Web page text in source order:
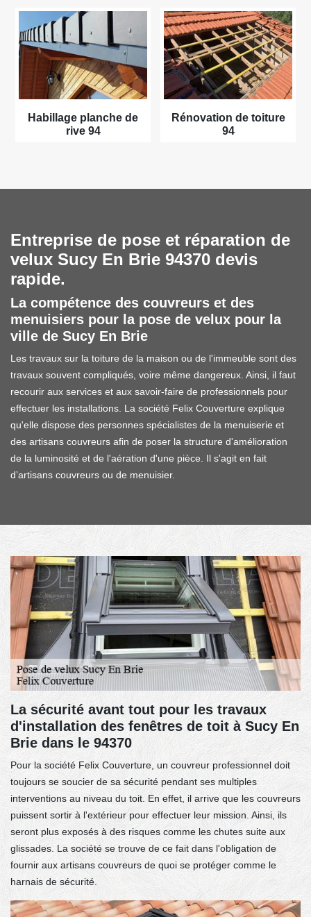
Habillage planche de
rive 94
Rénovation de toiture
94
Entreprise de pose et réparation de
velux Sucy En Brie 94370 devis
rapide.
La compétence des couvreurs et des
menuisiers pour la pose de velux pour la
ville de Sucy En Brie
Les travaux sur la toiture de la maison ou de l'immeuble sont des
travaux souvent compliqués, voire même dangereux. Ainsi, il faut
recourir aux services et aux savoir-faire de professionnels pour
effectuer les installations. La société Felix Couverture explique
qu'elle dispose des personnes spécialistes de la menuiserie et
des artisans couvreurs afin de poser la structure d'amélioration
de la luminosité et de l'aération d'une pièce. Il s'agit en fait
d’artisans couvreurs ou de menuisier.
La sécurité avant tout pour les travaux
d'installation des fenêtres de toit à Sucy En
Brie dans le 94370
Pour la société Felix Couverture, un couvreur professionnel doit
toujours se soucier de sa sécurité pendant ses multiples
interventions au niveau du toit. En effet, il arrive que les couvreurs
puissent sortir à l'extérieur pour effectuer leur mission. Ainsi, ils
seront plus exposés à des risques comme les chutes suite aux
glissades. La société se trouve de ce fait dans l'obligation de
fournir aux artisans couvreurs de quoi se protéger comme le
harnais de sécurité.